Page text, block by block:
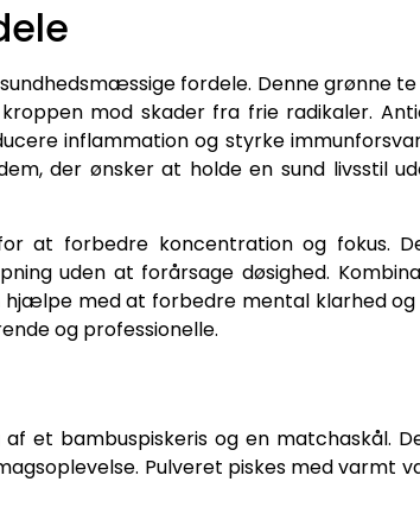
fordele. Denne grønne
mod skader fra frie radikaler.
inflammation og styrke
der ønsker at holde en sund livsstil
at forbedre koncentration og fokus.
uden at forårsage døsighed.
med at forbedre mental klarhed
og professionelle.
et bambuspiskeris og en matchaskål.
Pulveret piskes med varmt